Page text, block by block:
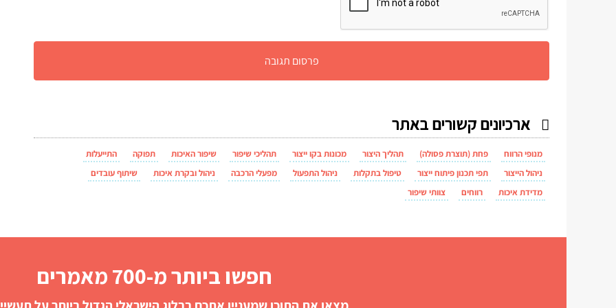
ארכיונים קשורים באתר
מנופי הרווח פחת (תוצרת פסולה) תהליך היצור מכונות בקו ייצור תהליכי שיפור שיפור האיכות תפוקה
התייעלות
ניהול הייצור
תפי תכנון פיתוח ייצור טיפול בתקלות ניהול התפעול מפעלי הרכבה ניהול ובקרת איכות
שיתוף עובדים
מדידת איכות
רווחים צוותי שיפור
חפשו ביותר מ-700 מאמרים